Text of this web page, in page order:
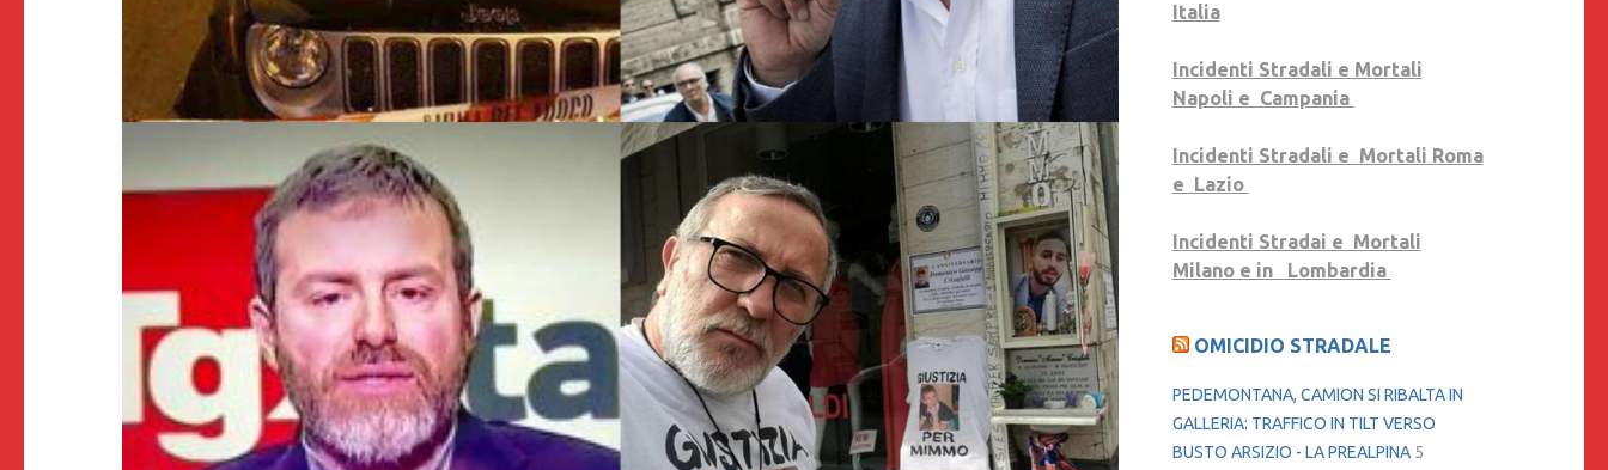
Italia
Incidenti Stradali e Mortali
Napoli e Campania
Incidenti Stradali e Mortali Roma
e Lazio
Incidenti Stradai e Mortali
Milano e in Lombardia
OMICIDIO STRADALE
PEDEMONTANA, CAMION SI RIBALTA IN
GALLERIA: TRAFFICO IN TILT VERSO
BUSTO ARSIZIO - LA PREALPINA 5